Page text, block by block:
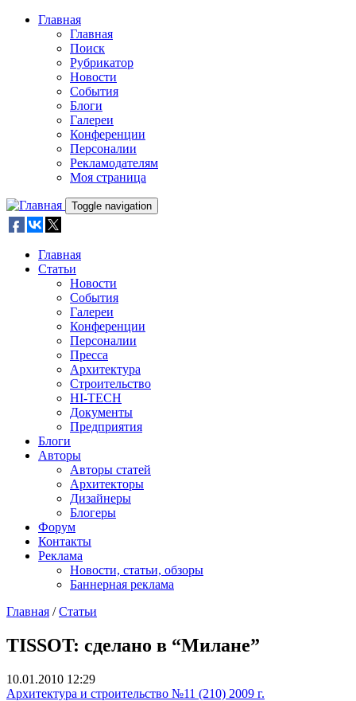
Skip to main content
Главная
Главная
Поиск
Рубрикатор
Новости
События
Блоги
Галереи
Конференции
Персоналии
Рекламодателям
Моя страница
Toggle navigation
Главная
Статьи
Новости
События
Галереи
Конференции
Персоналии
Пресса
Архитектура
Строительство
HI-TECH
Документы
Предприятия
Блоги
Авторы
Авторы статей
Архитекторы
Дизайнеры
Блогеры
Форум
Контакты
Реклама
Новости, статьи, обзоры
Баннерная реклама
Главная / Статьи
TISSOT: сделано в “Милане”
10.01.2010 12:29
Архитектура и строительство №11 (210) 2009 г.